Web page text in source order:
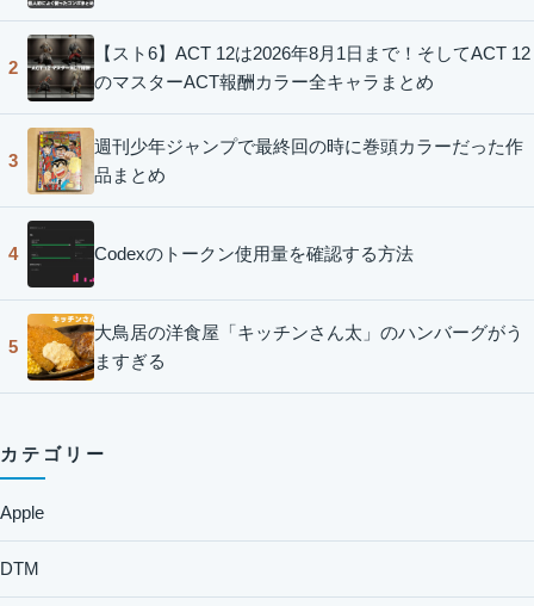
2
【スト6】ACT 12は2026年8月1日まで！そしてACT 12
のマスターACT報酬カラー全キャラまとめ
3
週刊少年ジャンプで最終回の時に巻頭カラーだった作
品まとめ
4 Codexのトークン使用量を確認する方法
5
大鳥居の洋食屋「キッチンさん太」のハンバーグがう
ますぎる
カテゴリー
Apple
DTM